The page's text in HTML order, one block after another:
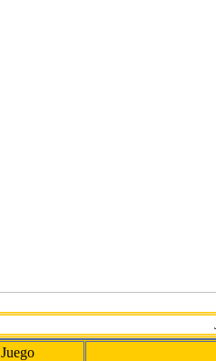
Juego